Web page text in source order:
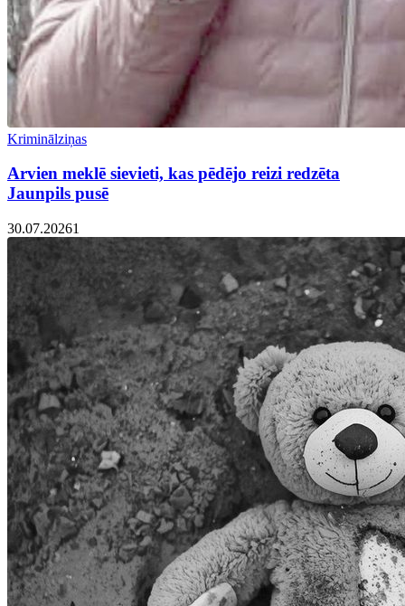
Kriminālziņas
Arvien meklē sievieti, kas pēdējo reizi redzēta
Jaunpils pusē
30.07.20261